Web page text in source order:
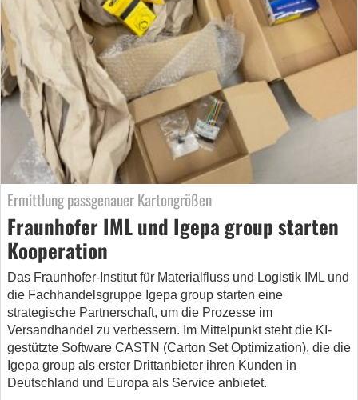
Ermittlung passgenauer Kartongrößen
Fraunhofer IML und Igepa group starten
Kooperation
Das Fraunhofer-Institut für Materialfluss und Logistik IML und
die Fachhandelsgruppe Igepa group starten eine
strategische Partnerschaft, um die Prozesse im
Versandhandel zu verbessern. Im Mittelpunkt steht die KI-
gestützte Software CASTN (Carton Set Optimization), die die
Igepa group als erster Drittanbieter ihren Kunden in
Deutschland und Europa als Service anbietet.